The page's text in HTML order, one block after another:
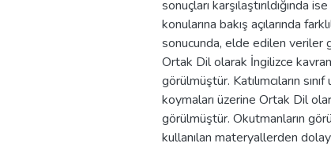
sonuçları karşılaştırıldığında
konularına bakış açılarında
sonucunda, elde edilen veriler
Ortak Dil olarak İngilizce
görülmüştür. Katılımcıların
koymaları üzerine Ortak Dil
görülmüştür. Okutmanların
kullanılan materyallerden